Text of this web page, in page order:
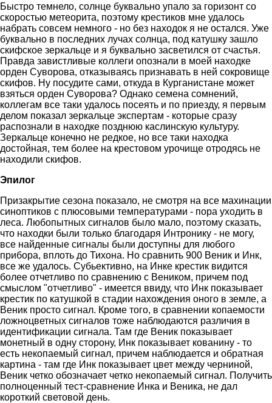
Быстро темнело, солнце буквально упало за горизонт со
скоростью метеорита, поэтому крестиков мне удалось
набрать совсем немного - но без находок я не остался. Уже
буквально в последних лучах солнца, под катушку зашло
скифское зеркальце и я буквально засветился от счастья.
Правда завистливые коллеги опознали в моей находке
орден Суворова, отказываясь признавать в ней сокровище
скифов. Ну посудите сами, откуда в Курганистане может
взяться орден Суворова? Однако семена сомнений,
коллегам все таки удалось посеять и по приезду, я первым
делом показал зеркальце экспертам - которые сразу
распознали в находке позднюю каслинскую культуру.
Зеркальце конечно не редкое, но все таки находка
достойная, тем более на крестовом урочище отродясь не
находили скифов.
Эпилог
Призакрытие сезона показало, не смотря на все махинации
синоптиков с плюсовыми температурами - пора уходить в
леса. Любопытных сигналов было мало, поэтому сказать,
что находки были только благодаря Интронику - не могу,
все найденные сигналы были доступны для любого
прибора, вплоть до Тихона. Но сравнить 900 Веник и Инк,
все же удалось. Субьективно, на Инке крестик видится
более отчетливо по сравнению с Веником, причем под
смыслом "отчетливо" - имеется ввиду, что Инк показывает
крестик по катушкой в стадии нахождения оного в земле, а
Веник просто сигнал. Кроме того, в сравнении копаемости
ложноцветных сигналов тоже наблюдаются различия в
идентификации сигнала. Там где Веник показывает
монетный в одну сторону, Инк показывает кованину - то
есть некопаемый сигнал, причем наблюдается и обратная
картина - там где Инк показывает цвет между черниной,
Веник четко обозначает четко некопаемый сигнал. Получить
полноценный тест-сравнение Инка и Веника, не дал
короткий световой день.